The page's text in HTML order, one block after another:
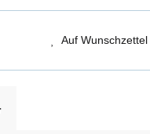
Auf Wunschzettel